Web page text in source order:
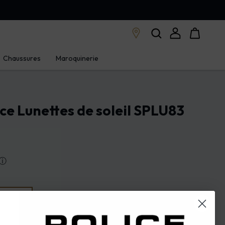
Chaussures Maroquinerie
Lunettes de soleil SPLU83